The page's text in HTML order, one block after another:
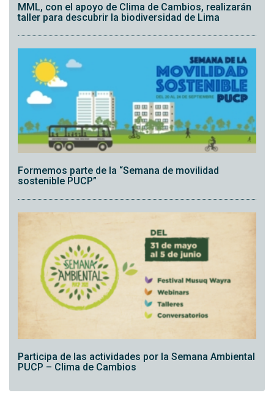
MML, con el apoyo de Clima de Cambios, realizarán
taller para descubrir la biodiversidad de Lima
Formemos parte de la “Semana de movilidad
sostenible PUCP”
Participa de las actividades por la Semana Ambiental
PUCP – Clima de Cambios